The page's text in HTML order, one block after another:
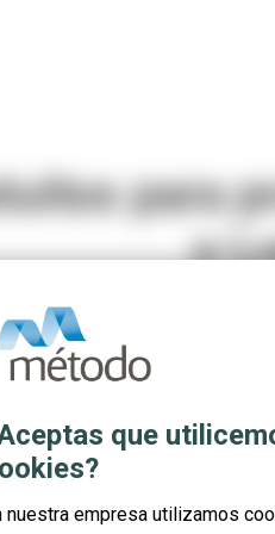
para
y
del Sector Transporte y
que
nuestra empresa utilizamos